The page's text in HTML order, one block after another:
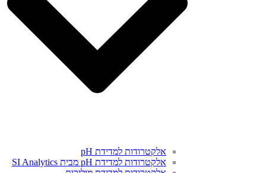
אלקטרודות למדידת pH
אלקטרודות למדידת pH מבית SI Analytics